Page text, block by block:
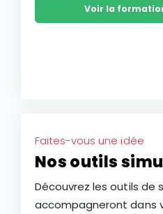
Voir la
Faites-vous une idée
Nos outils
Découvrez les outils de
accompagneront dans